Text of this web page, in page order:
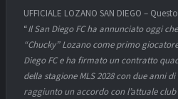
UFFICIALE LOZANO SAN DIEGO –
“Il San Diego FC ha annunciato oggi
“Chucky” Lozano come primo
Diego FC e ha firmato un contratto
della stagione MLS 2028 con due anni di
raggiunto un accordo con l’attuale